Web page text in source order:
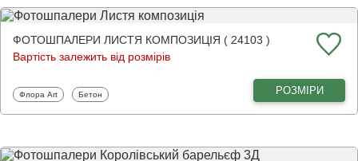
ФОТОШПАЛЕРИ ЛИСТЯ КОМПОЗИЦІЯ ( 24103 )
Вартість залежить від розмірів
Фотошпалери
Флора Art Фотошпалери
Бетон РОЗМІРИ